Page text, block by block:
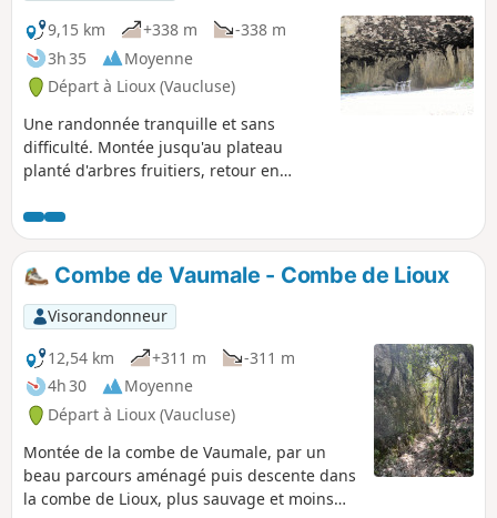
9,15 km
+338 m
-338 m
3h 35
Moyenne
Départ à Lioux (Vaucluse)
Une randonnée tranquille et sans
difficulté. Montée jusqu'au plateau
planté d'arbres fruitiers, retour en
moins d'un mètre à certains endroits.
Combe de Vaumale - Combe de Lioux
Visorandonneur
12,54 km
+311 m
-311 m
4h 30
Moyenne
Départ à Lioux (Vaucluse)
Montée de la combe de Vaumale, par un
beau parcours aménagé puis descente dans
la combe de Lioux, plus sauvage et moins